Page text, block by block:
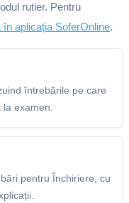
rutier. Pentru
în aplicația SoferOnline.
întrebările pe care
examen.
pentru Închiriere, cu